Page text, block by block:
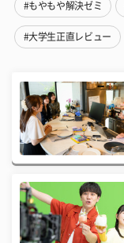
#もやもや解決ゼミ
#大学生正直レビュー